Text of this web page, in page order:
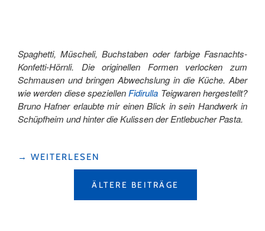
Spaghetti, Müscheli, Buchstaben oder farbige Fasnachts-
Konfetti-Hörnli. Die originellen Formen verlocken zum
Schmausen und bringen Abwechslung in die Küche. Aber
wie werden diese speziellen Fidirulla Teigwaren hergestellt?
Bruno Hafner erlaubte mir einen Blick in sein Handwerk in
Schüpfheim und hinter die Kulissen der Entlebucher Pasta.
"KNALLIGE
FASNACHTS-
→ WEITERLESEN
BEITRAGSNAVIGATION
ÄLTERE BEITRÄGE